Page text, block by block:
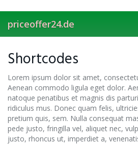
to
main
content
priceoffer24.de
Shortcodes
Lorem ipsum dolor sit amet,
Aenean commodo ligula eget dolor.
natoque penatibus et magnis dis
ridiculus mus. Donec quam felis,
pretium quis, sem. Nulla consequat
pede justo, fringilla vel, aliquet nec,
justo, rhoncus ut, imperdiet a,